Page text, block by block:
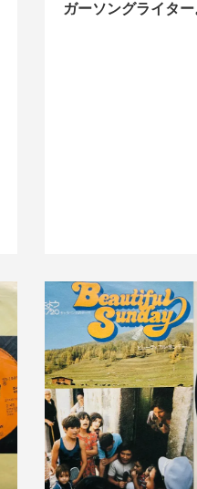
ガーソングライター